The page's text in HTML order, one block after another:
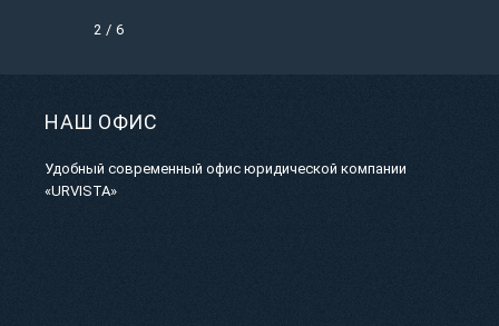
2 / 6
НАШ ОФИС
Удобный современный офис юридической компании
«URVISTA»